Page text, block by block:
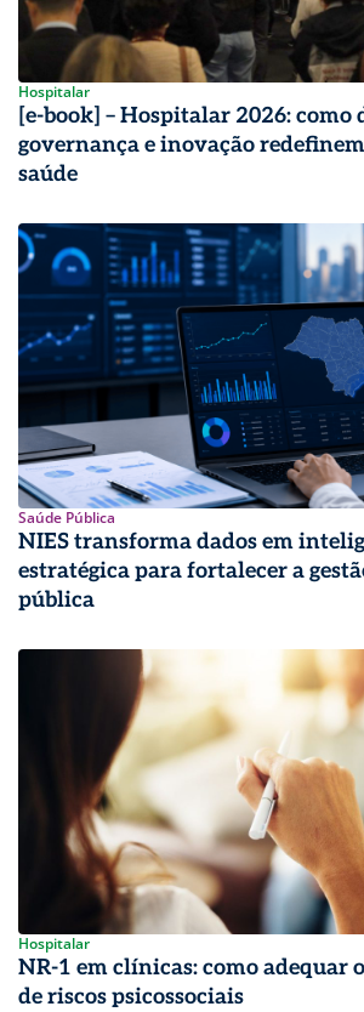
Hospitalar
[e-book] – Hospitalar 2026: como
governança e inovação
saúde
Saúde Pública
NIES transforma dados em
estratégica para fortalecer a
pública
Hospitalar
NR-1 em clínicas: como adequar
de riscos psicossociais